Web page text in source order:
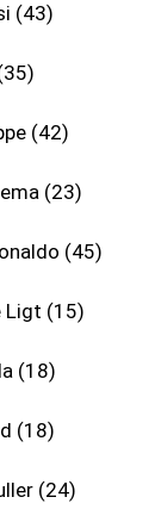
43
35
42
23
45
Ligt 15
18
18
24